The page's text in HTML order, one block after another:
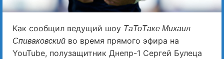
Как сообщил ведущий шоу ТаТоТаке Михаил
Спиваковский во время прямого эфира на
YouTube, полузащитник Днепр-1 Сергей Булеца